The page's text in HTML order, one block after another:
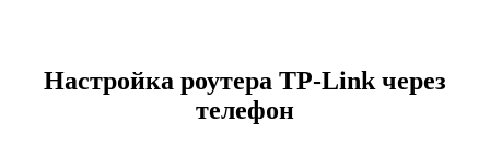
Настройка роутера TP-Link через
телефон